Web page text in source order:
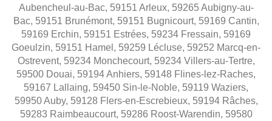
Aubencheul-au-Bac, 59151 Arleux, 59265 Aubigny-au-
Bac, 59151 Brunémont, 59151 Bugnicourt, 59169 Cantin,
59169 Erchin, 59151 Estrées, 59234 Fressain, 59169
Goeulzin, 59151 Hamel, 59259 Lécluse, 59252 Marcq-en-
Ostrevent, 59234 Monchecourt, 59234 Villers-au-Tertre,
59500 Douai, 59194 Anhiers, 59148 Flines-lez-Raches,
59167 Lallaing, 59450 Sin-le-Noble, 59119 Waziers,
59950 Auby, 59128 Flers-en-Escrebieux, 59194 Râches,
59283 Raimbeaucourt, 59286 Roost-Warendin, 59580